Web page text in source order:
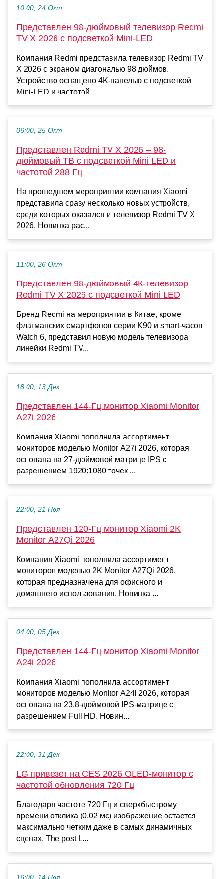
10:00, 24 Окт
Представлен 98-дюймовый телевизор Redmi
TV X 2026 с подсветкой Mini-LED
Компания Redmi представила телевизор Redmi TV
X 2026 с экраном диагональю 98 дюймов.
Устройство оснащено 4K-панелью с подсветкой
Mini-LED и частотой ...
06:00, 25 Окт
Представлен Redmi TV X 2026 – 98-
дюймовый ТВ с подсветкой Mini LED и
частотой 288 Гц
На прошедшем мероприятии компания Xiaomi
представила сразу несколько новых устройств,
среди которых оказался и телевизор Redmi TV X
2026. Новинка рас...
11:00, 26 Окт
Представлен 98-дюймовый 4К-телевизор
Redmi TV X 2026 с подсветкой Mini LED
Бренд Redmi на мероприятии в Китае, кроме
флагманских смартфонов серии K90 и smart-часов
Watch 6, представил новую модель телевизора
линейки Redmi TV...
18:00, 13 Дек
Представлен 144-Гц монитор Xiaomi Monitor
A27i 2026
Компания Xiaomi пополнила ассортимент
мониторов моделью Monitor A27i 2026, которая
основана на 27-дюймовой матрице IPS с
разрешением 1920:1080 точек ...
22:00, 21 Ноя
Представлен 120-Гц монитор Xiaomi 2K
Monitor A27Qi 2026
Компания Xiaomi пополнила ассортимент
мониторов моделью 2K Monitor A27Qi 2026,
которая предназначена для офисного и
домашнего использования. Новинка ...
04:00, 05 Дек
Представлен 144-Гц монитор Xiaomi Monitor
A24i 2026
Компания Xiaomi пополнила ассортимент
мониторов моделью Monitor A24i 2026, которая
основана на 23,8-дюймовой IPS-матрице с
разрешением Full HD. Новин...
22:00, 31 Дек
LG привезет на CES 2026 OLED-монитор с
частотой обновления 720 Гц
Благодаря частоте 720 Гц и сверхбыстрому
времени отклика (0,02 мс) изображение остается
максимально четким даже в самых динамичных
сценах. The post L...
16:00, 14 Ноя